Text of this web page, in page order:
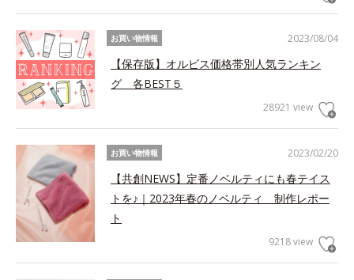
2023/08/04
お買い物情報
【保存版】オルビス価格帯別人気ランキン
グ 各BEST５
28921 view
2023/02/20
お買い物情報
【共創NEWS】定番ノベルティにも春テイス
トを♪｜2023年春のノベルティ 制作レポー
ト
9218 view